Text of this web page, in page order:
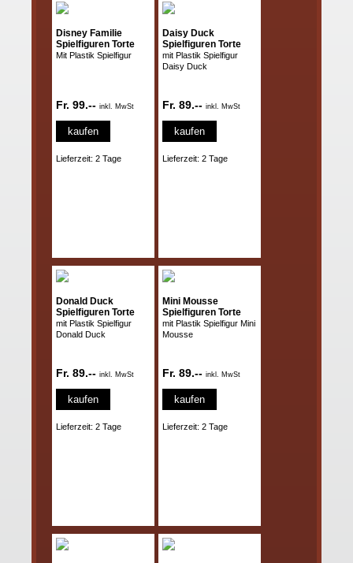
Disney Familie
Spielfiguren Torte
Mit Plastik Spielfigur
Fr. 99.-- inkl. MwSt
kaufen
Lieferzeit: 2 Tage
Daisy Duck
Spielfiguren Torte
mit Plastik Spielfigur
Daisy Duck
Fr. 89.-- inkl. MwSt
kaufen
Lieferzeit: 2 Tage
Donald Duck
Spielfiguren Torte
mit Plastik Spielfigur
Donald Duck
Fr. 89.-- inkl. MwSt
kaufen
Lieferzeit: 2 Tage
Mini Mousse
Spielfiguren Torte
mit Plastik Spielfigur Mini
Mousse
Fr. 89.-- inkl. MwSt
kaufen
Lieferzeit: 2 Tage